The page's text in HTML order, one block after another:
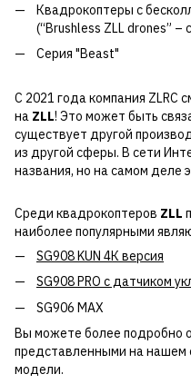
Квадрокоптеры с
(“Brushless ZLL drones” –
Серия "Beast"
С 2021 года компания ZLRC
на ZLL! Это может быть
существует другой
из другой сферы. В сети
названия, но на самом деле
Среди квадрокоптеров ZLL
наиболее популярными
SG908 KUN 4К версия
SG908 PRO с датчиком
SG906 MAX
Вы можете более подробно
представленными на нашем
модели.